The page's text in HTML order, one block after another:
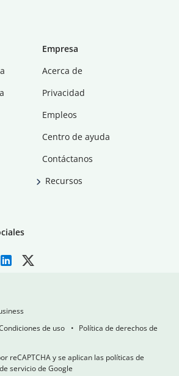
Empresa
Acerca de
Privacidad
Empleos
Centro de ayuda
Contáctanos
Recursos
de uso
Política de derechos de
reCAPTCHA y se aplican las políticas de
servicio de Google